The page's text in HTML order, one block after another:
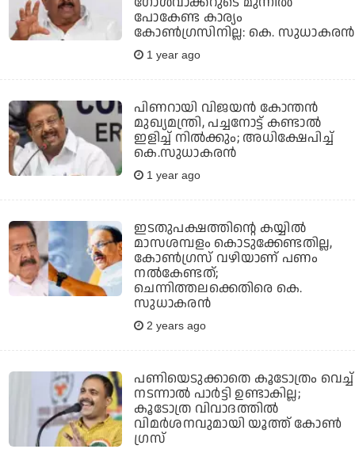
പോകേണ്ട കാര്യം
കോണ്‍ഗ്രസിനില്ല: കെ. സുധാകരന്‍
1 year ago
പിണറായി വിജയൻ കോന്തൻ
മുഖ്യമന്ത്രി, പച്ചനോട്ട് കണ്ടാൽ
ഇളിച്ച് നിൽക്കും; അധിക്ഷേപിച്ച്
കെ.സുധാകരൻ
1 year ago
ഇടതുപക്ഷത്തിന്റെ കയ്യില്‍
മാസശമ്പളം കൊടുക്കേണ്ടതില്ല,
കോണ്‍ഗ്രസ് വഴിയാണ് പണം
നല്‍കേണ്ടത്;
ചെന്നിത്തലക്കെതിരെ കെ.
സുധാകരന്‍
2 years ago
പണിയെടുക്കാതെ കൂടോത്രം വെച്ച്
നടന്നാല്‍ പാര്‍ട്ടി ഉണ്ടാകില്ല;
കൂടോത്ര വിവാദത്തിൽ
വിമർശനവുമായി യൂത്ത് കോൺ​
ഗ്രസ്